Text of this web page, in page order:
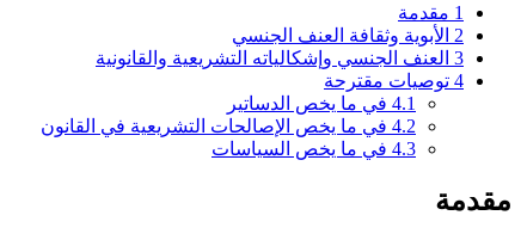
1 مقدمة
2 الأبوية وثقافة العنف الجنسي
3 العنف الجنسي وإشكالياته التشريعية والقانونية
4 توصيات مقترحة
4.1 في ما يخص الدساتير
4.2 في ما يخص الإصالحات التشريعية في القانون
4.3 في ما يخص السياسات
مقدمة